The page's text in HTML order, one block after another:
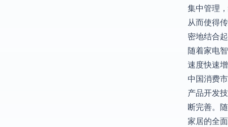
集中管理
从而使得
密地结合
随着家电
速度快速
中国消费
产品开发
断完善。
家居的全